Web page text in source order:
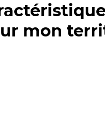
mon